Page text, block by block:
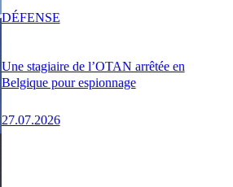
Une stagiaire de l’OTAN arrêtée en
Belgique pour espionnage
27.07.2026
DÉFENSE